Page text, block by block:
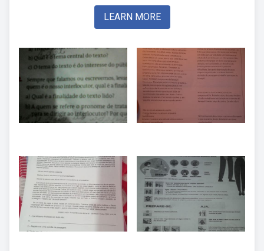
LEARN MORE